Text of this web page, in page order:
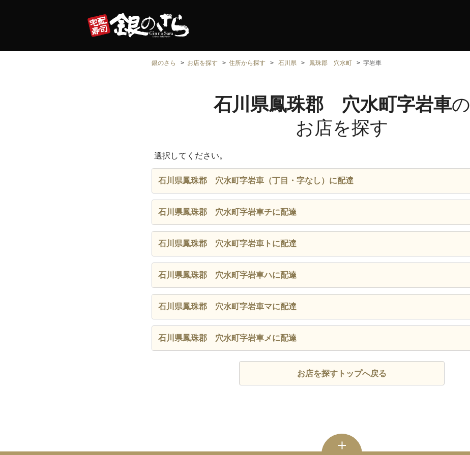
銀のさら お店を探す 住所から探す 石川県 鳳珠郡 穴水町 字岩車
石川県鳳珠郡 穴水町字岩車の
お店を探す
選択してください。
石川県鳳珠郡 穴水町字岩車（丁目・字なし）に配達
石川県鳳珠郡 穴水町字岩車チに配達
石川県鳳珠郡 穴水町字岩車トに配達
石川県鳳珠郡 穴水町字岩車ハに配達
石川県鳳珠郡 穴水町字岩車マに配達
石川県鳳珠郡 穴水町字岩車メに配達
お店を探すトップへ戻る